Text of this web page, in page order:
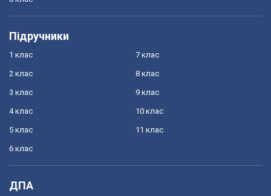
Підручники
1 клас
2 клас
3 клас
4 клас
5 клас
6 клас
7 клас
8 клас
9 клас
10 клас
11 клас
ДПА